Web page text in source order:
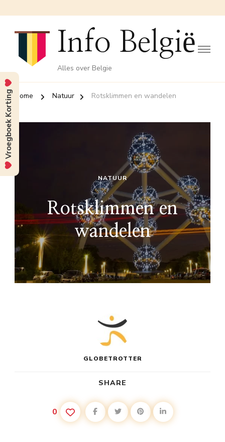
Info België
Alles over Belgie
Home Natuur Rotsklimmen en wandelen
NATUUR
Rotsklimmen en
wandelen
GLOBETROTTER
SHARE
0
Vroegboek Korting